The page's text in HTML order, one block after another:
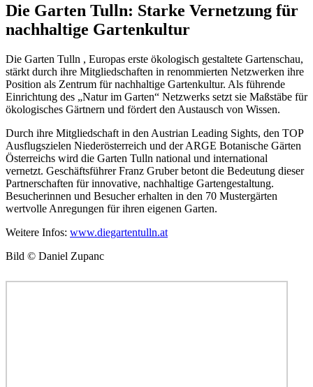
Die Garten Tulln: Starke Vernetzung für
nachhaltige Gartenkultur
Die Garten Tulln , Europas erste ökologisch gestaltete Gartenschau,
stärkt durch ihre Mitgliedschaften in renommierten Netzwerken ihre
Position als Zentrum für nachhaltige Gartenkultur. Als führende
Einrichtung des „Natur im Garten“ Netzwerks setzt sie Maßstäbe für
ökologisches Gärtnern und fördert den Austausch von Wissen.
Durch ihre Mitgliedschaft in den Austrian Leading Sights, den TOP
Ausflugszielen Niederösterreich und der ARGE Botanische Gärten
Österreichs wird die Garten Tulln national und international
vernetzt. Geschäftsführer Franz Gruber betont die Bedeutung dieser
Partnerschaften für innovative, nachhaltige Gartengestaltung.
Besucherinnen und Besucher erhalten in den 70 Mustergärten
wertvolle Anregungen für ihren eigenen Garten.
Weitere Infos: www.diegartentulln.at
Bild © Daniel Zupanc